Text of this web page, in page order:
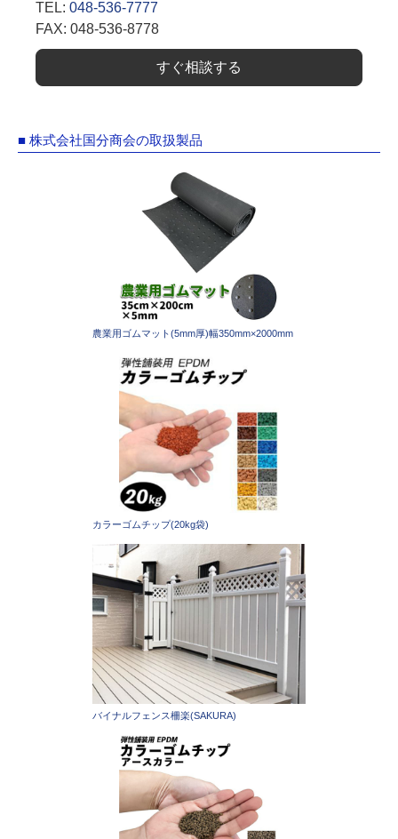
TEL: 048-536-7777
FAX: 048-536-8778
すぐ相談する
■ 株式会社国分商会の取扱製品
農業用ゴムマット(5mm厚)幅350mm×2000mm
カラーゴムチップ(20kg袋)
バイナルフェンス柵楽(SAKURA)